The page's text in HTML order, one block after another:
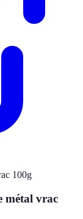
métal vrac